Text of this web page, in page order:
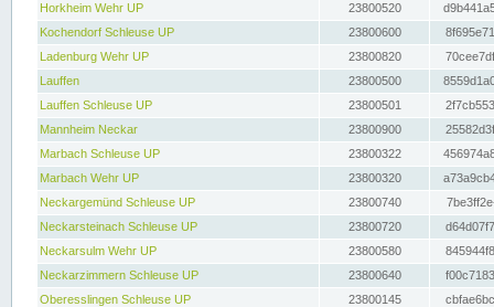
Horkheim Wehr UP
23800520
Kochendorf Schleuse UP
23800600
Ladenburg Wehr UP
23800820
Lauffen
23800500
Lauffen Schleuse UP
23800501
Mannheim Neckar
23800900
Marbach Schleuse UP
23800322
Marbach Wehr UP
23800320
Neckargemünd Schleuse UP
23800740
Neckarsteinach Schleuse UP
23800720
Neckarsulm Wehr UP
23800580
Neckarzimmern Schleuse UP
23800640
Oberesslingen Schleuse UP
23800145